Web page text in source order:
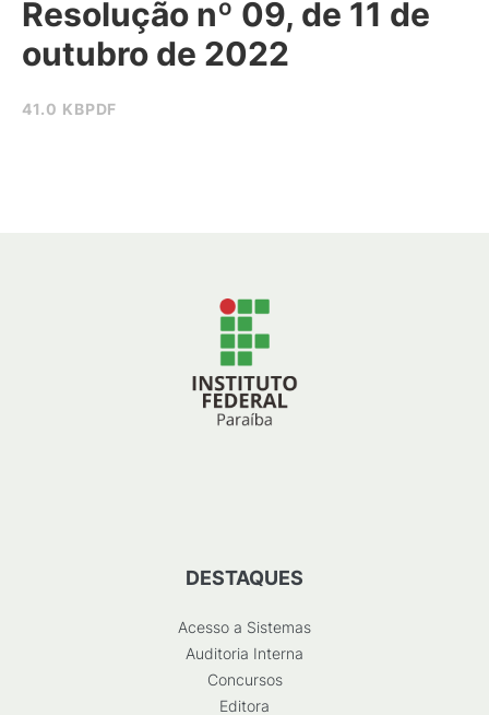
41.0 KBPDF
Resolução nº 09, de 11 de
outubro de 2022
DESTAQUES
Acesso a Sistemas
Auditoria Interna
Concursos
Editora